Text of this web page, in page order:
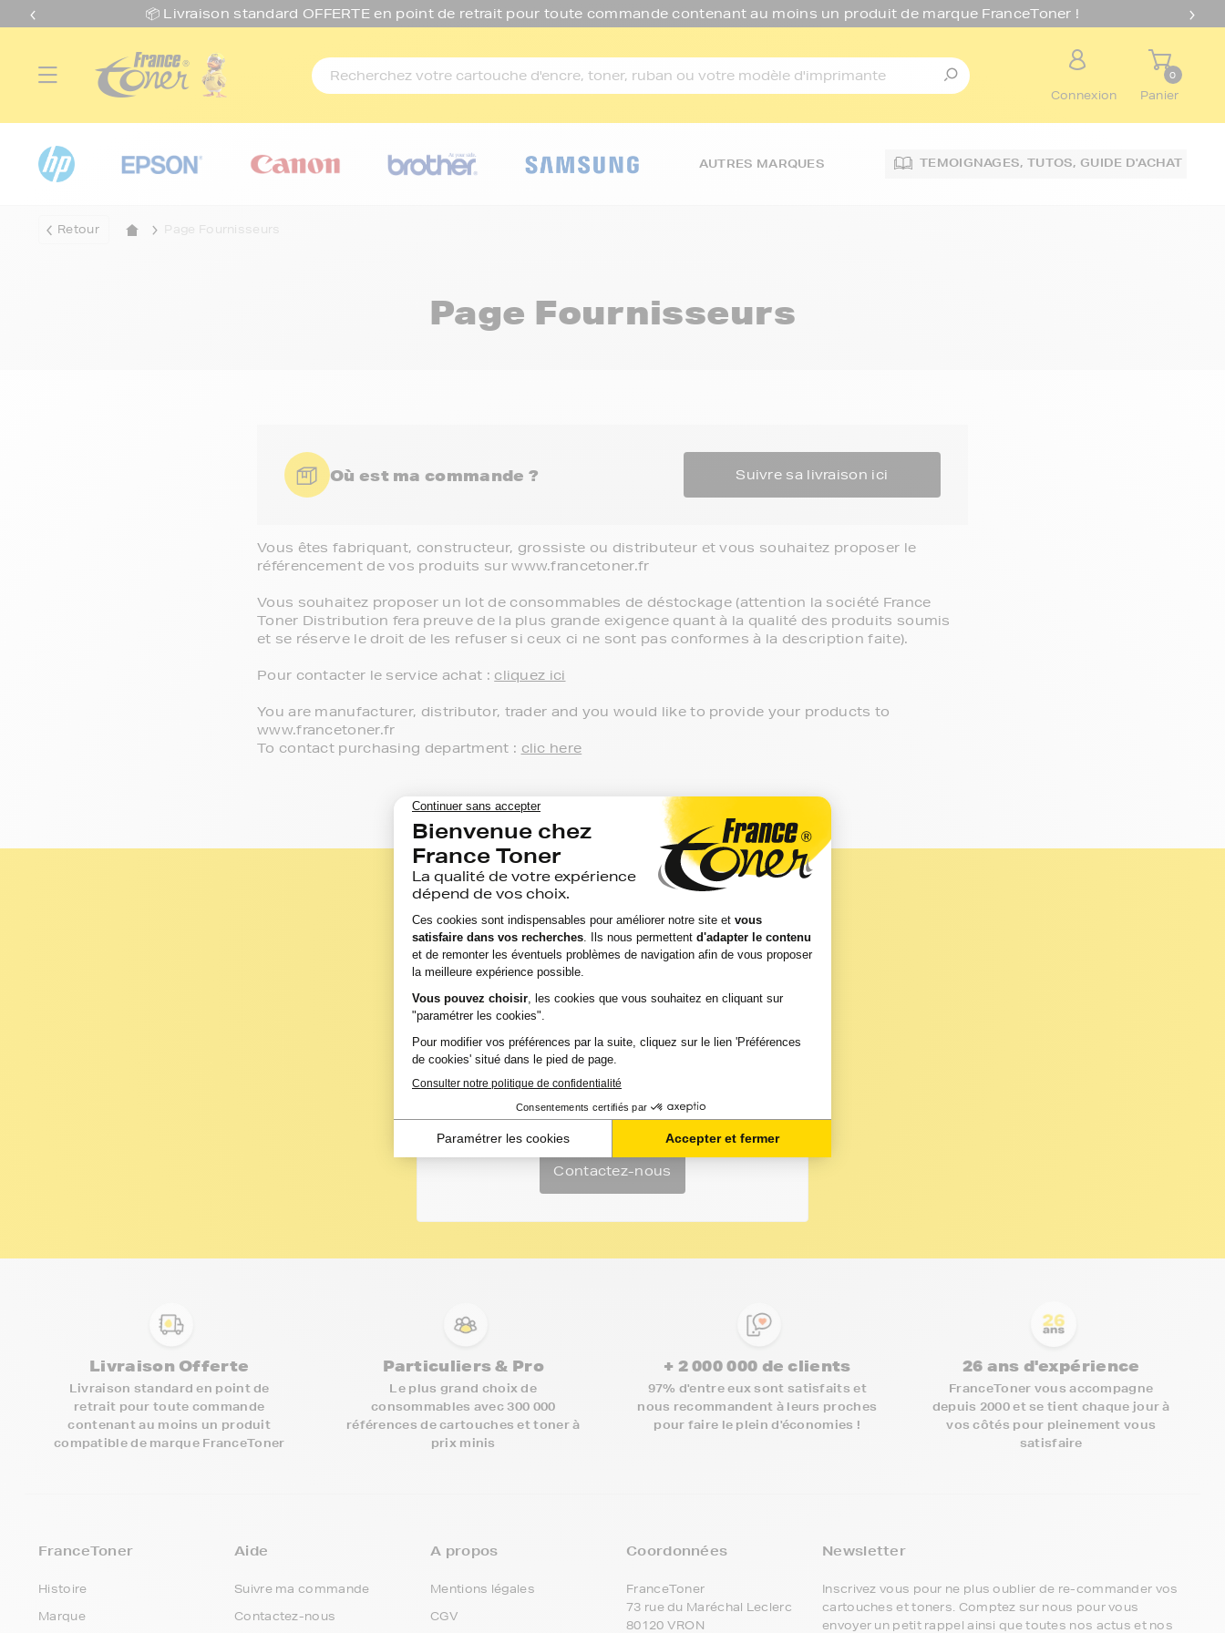
📦 Livraison standard OFFERTE en point de retrait pour toute commande contenant au moins un produit de marque FranceToner !
Connexion
0
Panier
AUTRES MARQUES TEMOIGNAGES, TUTOS,GUIDE D'ACHAT
Retour Page Fournisseurs
Page Fournisseurs
Où est ma commande ? Suivre sa livraison ici
Vous êtes fabriquant, constructeur, grossiste ou distributeur et vous souhaitez proposer le
référencement de vos produits sur www.francetoner.fr
Vous souhaitez proposer un lot de consommables de déstockage (attention la société France
Toner Distribution fera preuve de la plus grande exigence quant à la qualité des produits soumis
et se réserve le droit de les refuser si ceux ci ne sont pas conformes à la description faite).
Pour contacter le service achat : cliquez ici
You are manufacturer, distributor, trader and you would like to provide your products to
www.francetoner.fr
To contact purchasing department : clic here
Besoin d'aide ?
Si vous n'avez pas trouvé de réponse à votre
question:
Contactez-nous
Livraison Offerte
Livraison standard en point de
retrait pour toute commande
contenant au moins un produit
compatible de marque FranceToner
Particuliers & Pro
Le plus grand choix de
consommables avec 300 000
références de cartouches et toner à
prix minis
+ 2 000 000 de clients
97% d'entre eux sont satisfaits et
nous recommandent à leurs proches
pour faire le plein d'économies !
26 ans d'expérience
FranceToner vous accompagne
depuis 2000 et se tient chaque jour à
vos côtés pour pleinement vous
satisfaire
FranceToner
Histoire
Marque
Aide
Suivre ma commande
Contactez-nous
A propos
Mentions légales
CGV
Coordonnées
FranceToner
73 rue du Maréchal Leclerc
80120 VRON
Newsletter
Inscrivez vous pour ne plus oublier de re-commander vos
cartouches et toners. Comptez sur nous pour vous
envoyer un petit rappel ainsi que toutes nos actus et nos
€